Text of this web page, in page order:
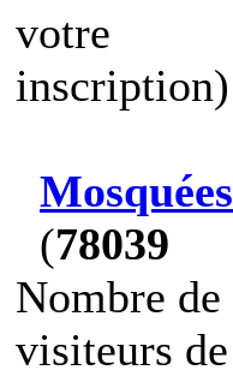
votre
inscription)
Mosquées
(78039
Nombre de
visiteurs de